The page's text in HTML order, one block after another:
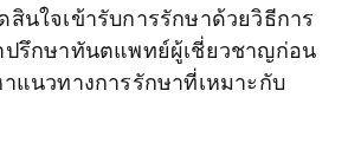
นใจเข้ารับการรักษาด้วยวิธีการ
ปรึกษาทันตแพทย์ผู้เชี่ยวชาญก่อน
แนวทางการรักษาที่เหมาะกับ